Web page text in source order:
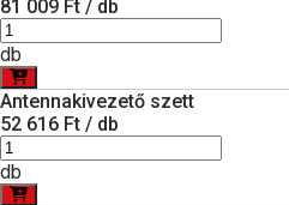
81 009 Ft / db
db
Antennakivezető szett
52 616 Ft / db
db